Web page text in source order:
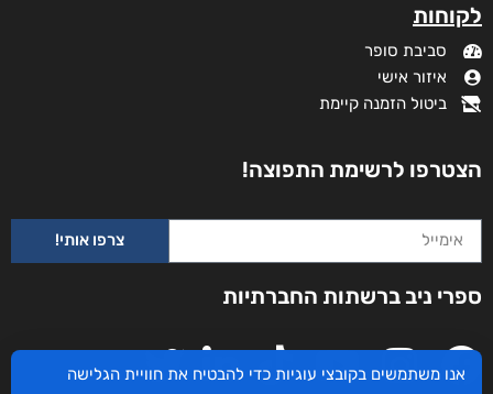
לקוחות
סביבת סופר
איזור אישי
ביטול הזמנה קיימת
הצטרפו לרשימת התפוצה!
צרפו אותי!
ספרי ניב ברשתות החברתיות
אנו משתמשים בקובצי עוגיות כדי להבטיח את חוויית הגלישה